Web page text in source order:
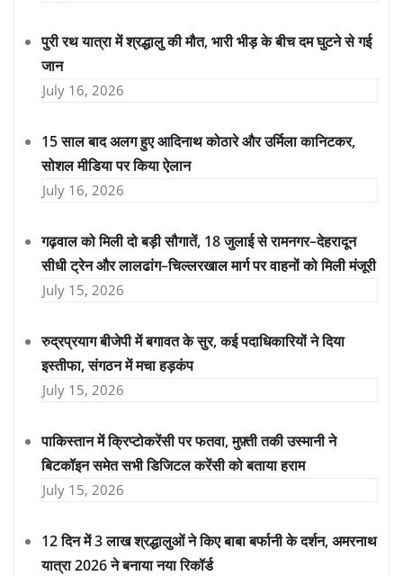
पुरी रथ यात्रा में श्रद्धालु की मौत, भारी भीड़ के बीच दम घुटने से गई
जान
July 16, 2026
15 साल बाद अलग हुए आदिनाथ कोठारे और उर्मिला कानिटकर,
सोशल मीडिया पर किया ऐलान
July 16, 2026
गढ़वाल को मिली दो बड़ी सौगातें, 18 जुलाई से रामनगर–देहरादून
सीधी ट्रेन और लालढांग–चिल्लरखाल मार्ग पर वाहनों को मिली मंजूरी
July 15, 2026
रुद्रप्रयाग बीजेपी में बगावत के सुर, कई पदाधिकारियों ने दिया
इस्तीफा, संगठन में मचा हड़कंप
July 15, 2026
पाकिस्तान में क्रिप्टोकरेंसी पर फतवा, मुफ़्ती तकी उस्मानी ने
बिटकॉइन समेत सभी डिजिटल करेंसी को बताया हराम
July 15, 2026
12 दिन में 3 लाख श्रद्धालुओं ने किए बाबा बर्फानी के दर्शन, अमरनाथ
यात्रा 2026 ने बनाया नया रिकॉर्ड